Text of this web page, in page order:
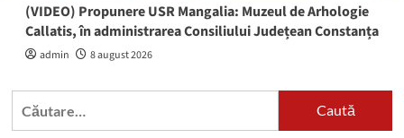
(VIDEO) Propunere USR Mangalia: Muzeul de Arhologie
Callatis, în administrarea Consiliului Județean Constanța
admin 8 august 2026
Caută